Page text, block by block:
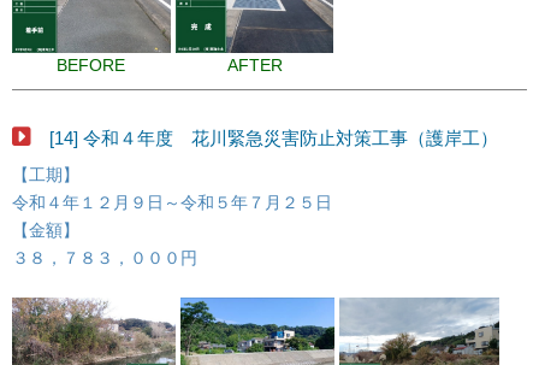
BEFORE AFTER
[14] 令和４年度 花川緊急災害防止対策工事（護岸工）
【工期】
令和４年１２月９日～令和５年７月２５日
【金額】
３８，７８３，０００円